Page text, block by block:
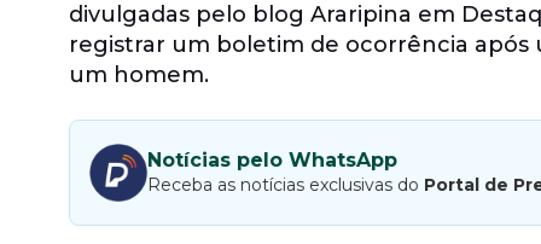
divulgadas pelo blog Araripina em
registrar um boletim de ocorrência
um homem.
Notícias pelo WhatsApp
Receba as notícias exclusivas do Portal de